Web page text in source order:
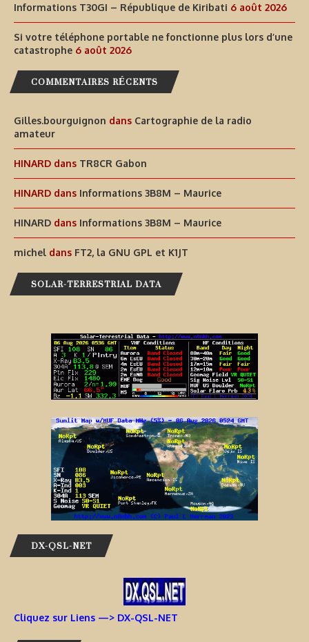
Informations T30GI – République de Kiribati 6 août 2026
Si votre téléphone portable ne fonctionne plus lors d’une
catastrophe 6 août 2026
COMMENTAIRES RÉCENTS
Gilles.bourguignon dans Cartographie de la radio
amateur
HINARD dans TR8CR Gabon
HINARD dans Informations 3B8M – Maurice
HINARD dans Informations 3B8M – Maurice
michel dans FT2, la GNU GPL et K1JT
SOLAR-TERRESTRIAL DATA
DX-QSL-NET
Cliquez sur Liens —> DX-QSL-NET